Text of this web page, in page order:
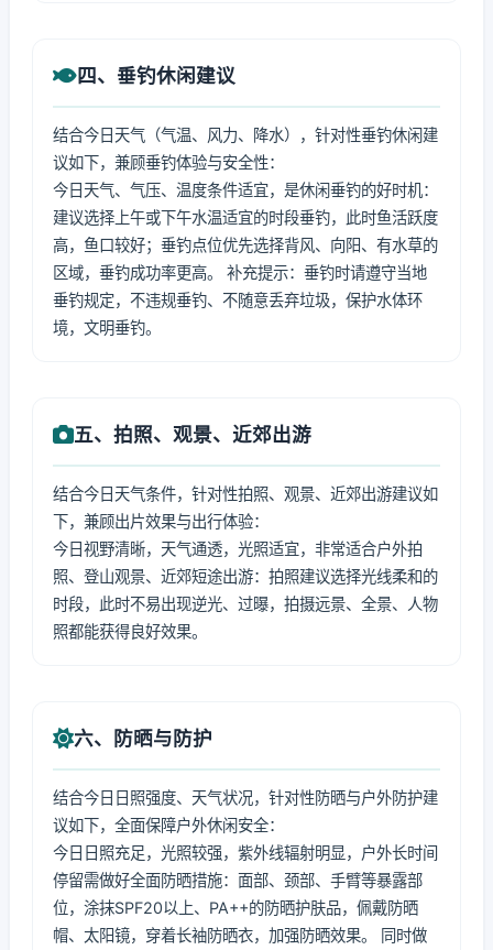
四、垂钓休闲建议
结合今日天气（气温、风力、降水），针对性垂钓休闲建
议如下，兼顾垂钓体验与安全性：
今日天气、气压、温度条件适宜，是休闲垂钓的好时机：
建议选择上午或下午水温适宜的时段垂钓，此时鱼活跃度
高，鱼口较好；垂钓点位优先选择背风、向阳、有水草的
区域，垂钓成功率更高。 补充提示：垂钓时请遵守当地
垂钓规定，不违规垂钓、不随意丢弃垃圾，保护水体环
境，文明垂钓。
五、拍照、观景、近郊出游
结合今日天气条件，针对性拍照、观景、近郊出游建议如
下，兼顾出片效果与出行体验：
今日视野清晰，天气通透，光照适宜，非常适合户外拍
照、登山观景、近郊短途出游：拍照建议选择光线柔和的
时段，此时不易出现逆光、过曝，拍摄远景、全景、人物
照都能获得良好效果。
六、防晒与防护
结合今日日照强度、天气状况，针对性防晒与户外防护建
议如下，全面保障户外休闲安全：
今日日照充足，光照较强，紫外线辐射明显，户外长时间
停留需做好全面防晒措施：面部、颈部、手臂等暴露部
位，涂抹SPF20以上、PA++的防晒护肤品，佩戴防晒
帽、太阳镜，穿着长袖防晒衣，加强防晒效果。 同时做